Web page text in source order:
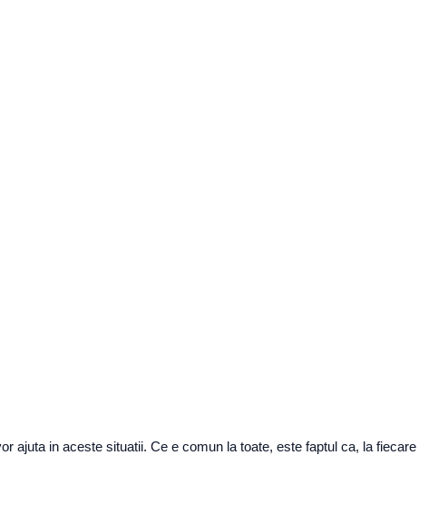
ajuta in aceste situatii. Ce e comun la toate, este faptul ca, la fiecare